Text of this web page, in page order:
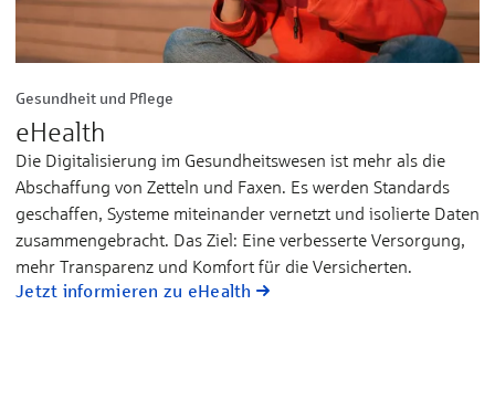
Gesundheit und Pflege
eHealth
Die Digitalisierung im Gesundheitswesen ist mehr als die
Abschaffung von Zetteln und Faxen. Es werden Standards
geschaffen, Systeme miteinander vernetzt und isolierte Daten
zusammengebracht. Das Ziel: Eine verbesserte Versorgung,
mehr Transparenz und Komfort für die Versicherten.
Jetzt informieren zu eHealth